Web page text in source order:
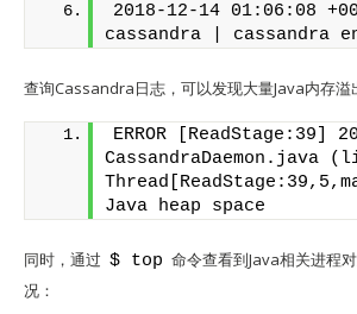
2018-12-14 01:06:08
cassandra | cassandra
查询Cassandra日志，可以发现大量Java内存溢
ERROR [ReadStage:39]
Java heap space
同时，通过 $ top 命令查看到Java相关进程
况：